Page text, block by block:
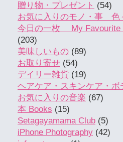
贈り物・プレゼント (54)
お気に入りのモノ・事 色
今日の一枚 My Favourite
(203)
美味しいもの (89)
お取り寄せ (54)
デイリー雑貨 (19)
ヘアケア・スキンケア・ボ
お気に入りの音楽 (67)
本 Books (15)
Setagayamama Club (5)
iPhone Photography (42)